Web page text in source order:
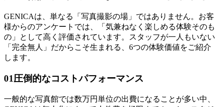
GENICAは、単なる「写真撮影の場」ではありません。お客
様からのアンケートでは、「気兼ねなく楽しめる体験そのも
の」として高く評価されています。スタッフが一人もいない
「完全無人」だからこそ生まれる、6つの体験価値をご紹介
します。
01圧倒的なコストパフォーマンス
一般的な写真館では数万円単位の出費になることが多い中、